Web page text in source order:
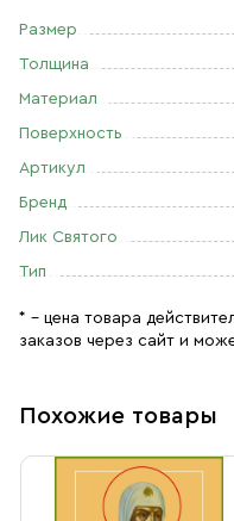
Размер
Толщина
Материал
Поверхность
Артикул
Бренд
Лик Святого
Тип
* – цена товара
заказов через сайт и
Похожие товары